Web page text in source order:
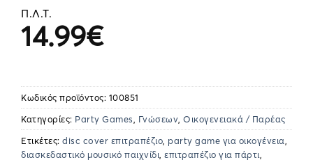
Π.Λ.Τ.
14.99€
Κωδικός προϊόντος: 100851
Κατηγορίες: Party Games Γνώσεων Οικογενειακά / Παρέας
Ετικέτες: disc cover επιτραπέζιο party game για οικογένεια
διασκεδαστικό μουσικό παιχνίδι επιτραπέζιο για πάρτι